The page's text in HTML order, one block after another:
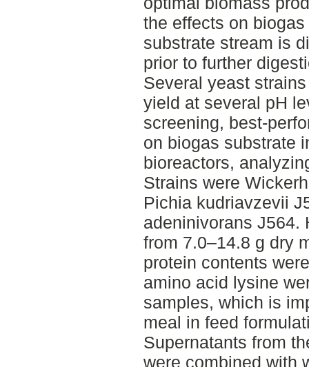
the effects on
substrate stream is
prior to further
Several yeast
yield at several pH
screening, best-
on biogas substrate
bioreactors,
Strains were
Pichia kudriavzevii
adeninivorans J564.
from 7.0–14.8 g dry
protein contents
amino acid lysine
samples, which is
meal in feed
Supernatants from
were combined with